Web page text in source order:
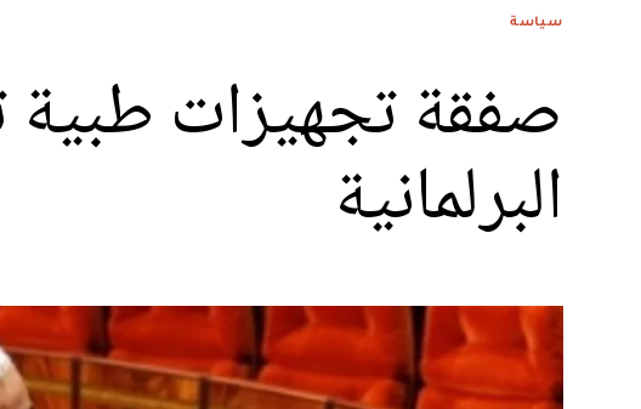
سياسة
صفقة تجهيزات طبية
البرلمانية